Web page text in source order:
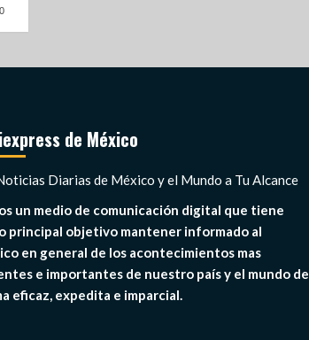
0
de México
Diarias de México y el Mundo a Tu Alcance
un medio de comunicación digital que tiene
principal objetivo mantener informado al
en general de los acontecimientos mas
e importantes de nuestro país y el mundo de
eficaz, expedita e imparcial.